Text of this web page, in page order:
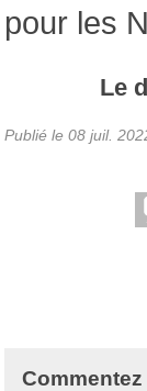
pour les
Le
Publié le 08 juil.
Commentez